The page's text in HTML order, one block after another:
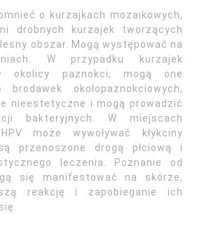
o kurzajkach mozaikowych,
drobnych kurzajek tworzących
obszar. Mogą występować na
W przypadku kurzajek
okolicy paznokci, mogą one
okołopaznokciowych,
nieestetyczne i mogą prowadzić
bakteryjnych. W miejscach
może wywoływać kłykciny
przenoszone drogą płciową i
leczenia. Poznanie od
się manifestować na skórze,
reakcję i zapobieganie ich